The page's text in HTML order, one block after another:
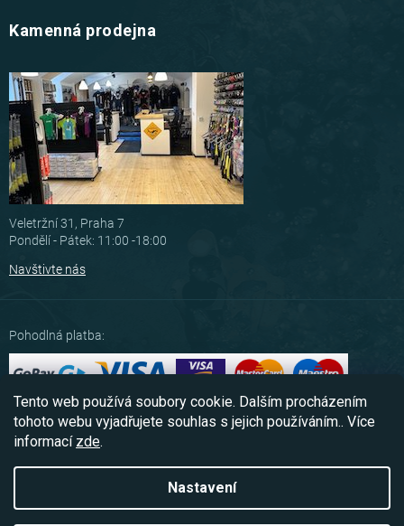
Tento web používá soubory cookie. Dalším procházením
tohoto webu vyjadřujete souhlas s jejich používáním.. Více
informací zde.
Nastavení
Kamenná prodejna
Veletržní 31, Praha 7
Pondělí - Pátek: 11:00 -18:00
Navštivte nás
Pohodlná platba:
Možnosti dopravy: